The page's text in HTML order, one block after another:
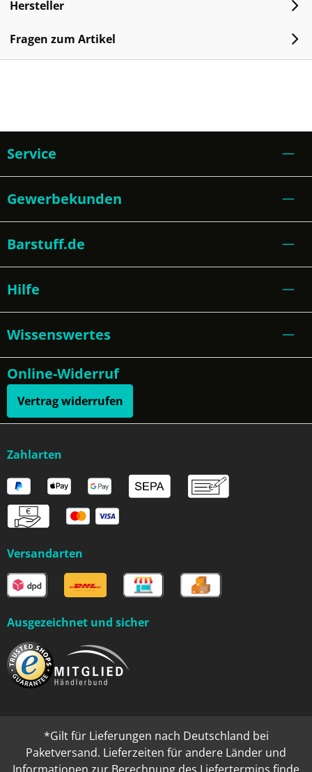
Hersteller
Fragen zum Artikel
Service
Gewerbekunden
Barstuff.de
Hilfe
Wissenswertes
Online-Widerruf
Vertrag widerrufen
Zahlarten
Versandarten
Ausgezeichnet und sicher
*Gilt für Lieferungen nach Deutschland bei
Paketversand. Lieferzeiten für andere Länder und